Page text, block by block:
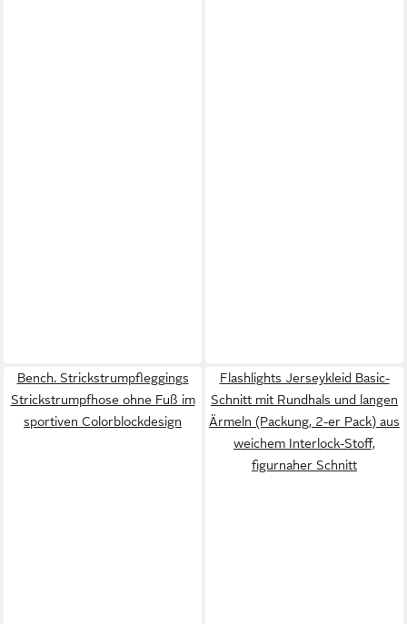
Bench. Strickstrumpfleggings
Strickstrumpfhose ohne Fuß im
sportiven Colorblockdesign
Flashlights Jerseykleid Basic-
Schnitt mit Rundhals und langen
Ärmeln (Packung, 2-er Pack) aus
weichem Interlock-Stoff,
figurnaher Schnitt